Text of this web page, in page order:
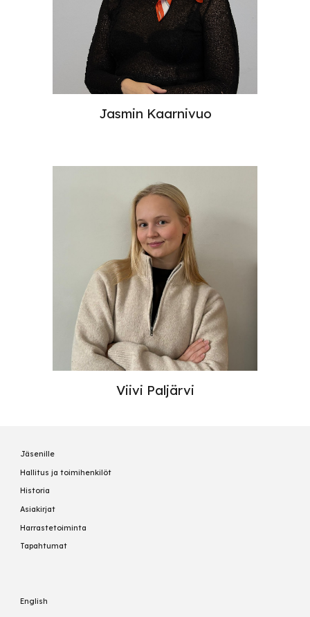
Jasmin Kaarnivuo
Viivi Paljärvi
Jäsenille
Hallitus ja toimihenkilöt
Historia
Asiakirjat
Harrastetoiminta
Tapahtumat
English